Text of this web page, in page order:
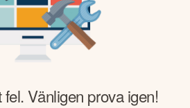
Vänligen prova igen!